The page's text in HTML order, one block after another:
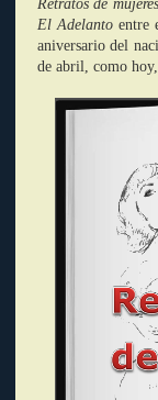
Retratos de mujeres
El Adelantoentre
aniversario del
de abril, como